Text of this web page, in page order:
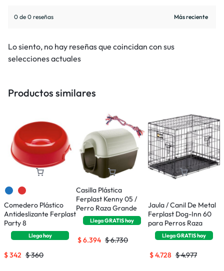
0 de 0 reseñas
Lo siento, no hay reseñas que coincidan con sus
selecciones actuales
Productos similares
Comedero Plástico
Antideslizante Ferplast
Party 8
Llegahoy
$360
$342
Casilla Plástica
Ferplast Kenny 05 /
Perro Raza Grande
LlegaGRATIShoy
$6.730
$6.394
Jaula / Canil De Metal
Ferplast Dog-Inn 60
para Perros Raza
Pequeña
LlegaGRATIShoy
$4.977
$4.728